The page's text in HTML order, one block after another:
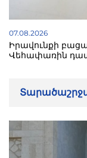
07.08.2026
Իրավունքի
Վեհափառին